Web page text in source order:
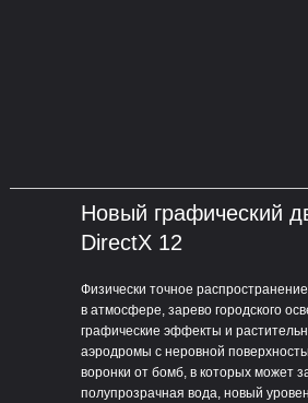
Физически точное
в атмосфере, зарево городского
графические эффекты и
аэродромы с неровной
воронки от бомб, в которых может
полупрозрачная вода, новый
Новый графический
DirectX 12